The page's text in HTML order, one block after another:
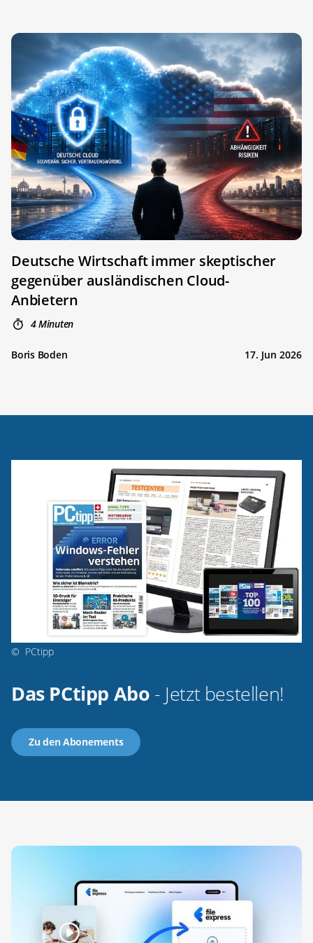
Deutsche Wirtschaft immer skeptischer
gegenüber ausländischen Cloud-
Anbietern
4 Minuten
Boris Boden 17. Jun 2026
© PCtipp
Das PCtipp Abo - Jetzt bestellen!
Zu den Abonements